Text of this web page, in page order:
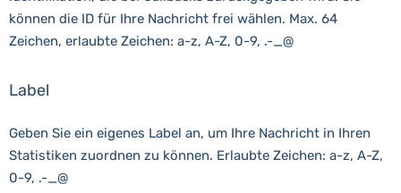
können die ID für Ihre Nachricht frei wählen. Max. 64
Zeichen, erlaubte Zeichen: a-z, A-Z, 0-9, .-_@
Label
Geben Sie ein eigenes Label an, um Ihre Nachricht in Ihren
Statistiken zuordnen zu können. Erlaubte Zeichen: a-z, A-Z,
0-9, .-_@